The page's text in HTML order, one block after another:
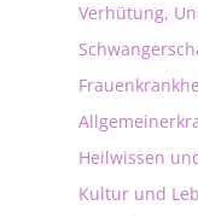
Verhütung,
Heilwissen
Kultur und